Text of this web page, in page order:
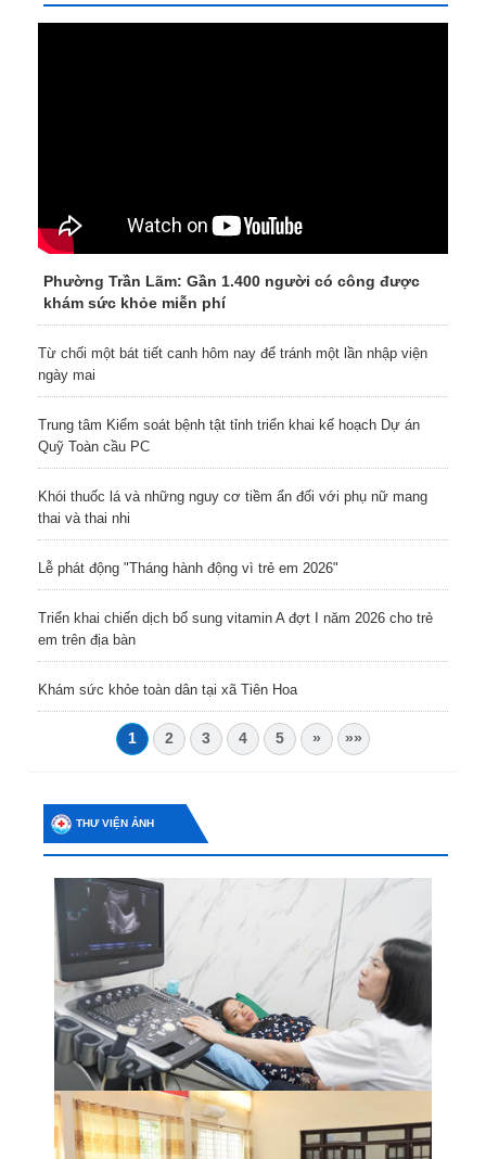
Phường Trần Lãm: Gần 1.400 người có công được
khám sức khỏe miễn phí
Từ chối một bát tiết canh hôm nay để tránh một lần nhập viện
ngày mai
Trung tâm Kiểm soát bệnh tật tỉnh triển khai kế hoạch Dự án
Quỹ Toàn cầu PC
Khói thuốc lá và những nguy cơ tiềm ẩn đối với phụ nữ mang
thai và thai nhi
Lễ phát động "Tháng hành động vì trẻ em 2026"
Triển khai chiến dịch bổ sung vitamin A đợt I năm 2026 cho trẻ
em trên địa bàn
Khám sức khỏe toàn dân tại xã Tiên Hoa
1 2 3 4 5 » »»
THƯ VIỆN ẢNH